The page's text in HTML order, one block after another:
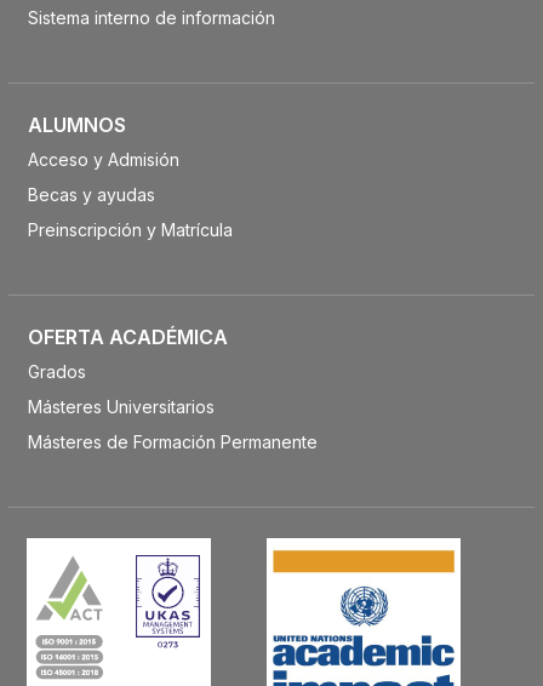
Sistema interno de información
ALUMNOS
Acceso y Admisión
Becas y ayudas
Preinscripción y Matrícula
OFERTA ACADÉMICA
Grados
Másteres Universitarios
Másteres de Formación Permanente